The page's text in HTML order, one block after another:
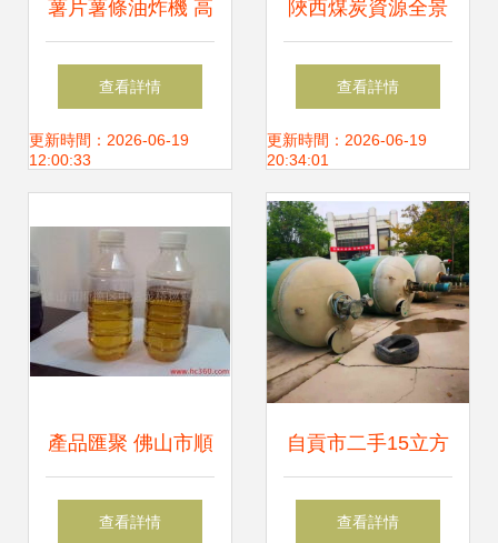
薯片薯條油炸機 高
效生產的核心設備
解析
查看詳情
更新時間：2026-06-19
12:00:33
陜西煤炭資源全景
解析 從礦產資源到
慧聰網采購指南
查看詳情
更新時間：2026-06-19
20:34:01
產品匯聚 佛山市順
德區中油龍橋燃料
查看詳情
自貢市二手15立方
不銹鋼攪拌罐食品
查看詳情